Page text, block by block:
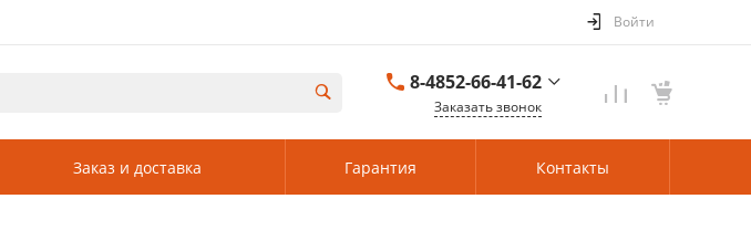
Войти
8-4852-66-41-62
Ярославль
Пн-Пт: 08:00–17:00
Заказать звонок
Заказ и доставка Гарантия Контакты